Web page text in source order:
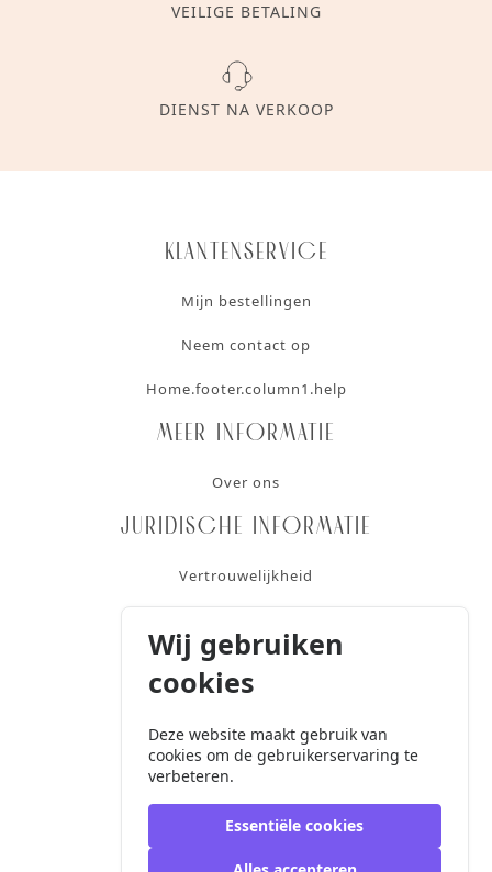
VEILIGE BETALING
DIENST NA VERKOOP
Wij gebruiken
cookies
Deze website maakt gebruik van
cookies om de gebruikerservaring te
verbeteren.
Essentiële cookies
Klantenservice
Mijn bestellingen
Neem contact op
Home.footer.column1.help
Meer informatie
Over ons
Juridische informatie
Vertrouwelijkheid
Algemene verkoopvoorwaarden
+32 2 424 18 20
info@cetronicbenelux.com